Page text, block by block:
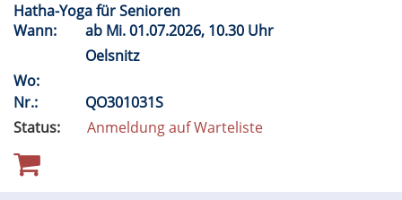
Hatha-Yoga für Senioren
Wann:
ab Mi.01.07.2026, 10.30 Uhr
Oelsnitz
Wo:
Nr.:
QO301031S
Status:
Anmeldung auf Warteliste